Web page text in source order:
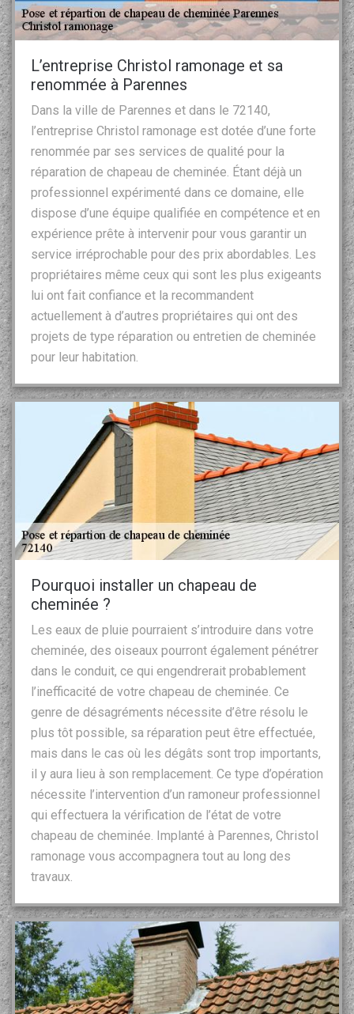
L’entreprise Christol ramonage et sa
renommée à Parennes
Dans la ville de Parennes et dans le 72140,
l’entreprise Christol ramonage est dotée d’une forte
renommée par ses services de qualité pour la
réparation de chapeau de cheminée. Étant déjà un
professionnel expérimenté dans ce domaine, elle
dispose d’une équipe qualifiée en compétence et en
expérience prête à intervenir pour vous garantir un
service irréprochable pour des prix abordables. Les
propriétaires même ceux qui sont les plus exigeants
lui ont fait confiance et la recommandent
actuellement à d’autres propriétaires qui ont des
projets de type réparation ou entretien de cheminée
pour leur habitation.
Pourquoi installer un chapeau de
cheminée ?
Les eaux de pluie pourraient s’introduire dans votre
cheminée, des oiseaux pourront également pénétrer
dans le conduit, ce qui engendrerait probablement
l’inefficacité de votre chapeau de cheminée. Ce
genre de désagréments nécessite d’être résolu le
plus tôt possible, sa réparation peut être effectuée,
mais dans le cas où les dégâts sont trop importants,
il y aura lieu à son remplacement. Ce type d’opération
nécessite l’intervention d’un ramoneur professionnel
qui effectuera la vérification de l’état de votre
chapeau de cheminée. Implanté à Parennes, Christol
ramonage vous accompagnera tout au long des
travaux.